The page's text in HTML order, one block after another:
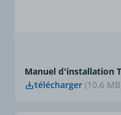
Manuel d'installation
télécharger (10,6